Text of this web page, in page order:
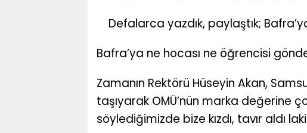
Defalarca yazdık, paylaştık;
Bafra’ya ne hocası ne öğrencisi
Zamanın Rektörü Hüseyin Akan,
taşıyarak OMÜ’nün marka değerine
söylediğimizde bize kızdı, tavır aldı